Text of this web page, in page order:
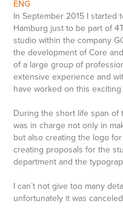
ENG
In September 2015 I
Hamburg just to be part of
studio within the company
the development of Core
of a large group of
extensive experience and
have worked on this
During the short life span of
was in charge not only in
but also creating the logo
creating proposals for the
department and the
I can´t not give too many
unfortunately it was